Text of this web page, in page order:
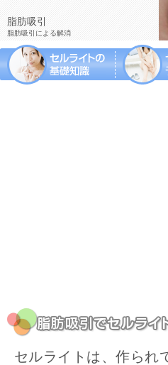
脂肪吸引
脂肪吸引による解消
セルライトは、作られ